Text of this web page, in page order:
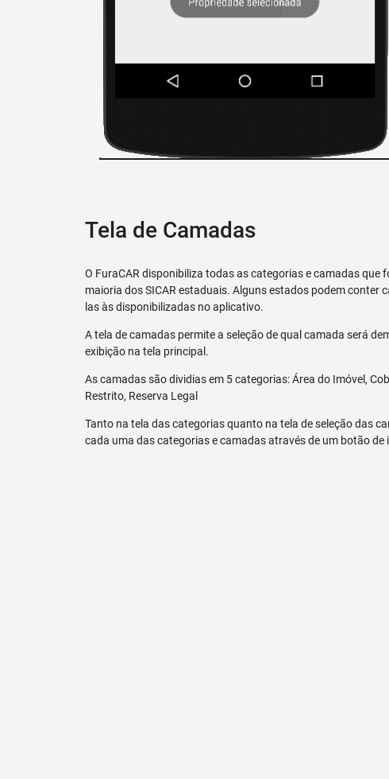
Tela de Camadas
O FuraCAR disponibiliza todas as categorias e camadas que
maioria dos SICAR estaduais. Alguns estados podem conter
las às disponibilizadas no aplicativo.
A tela de camadas permite a seleção de qual camada será
exibição na tela principal.
As camadas são dividias em 5 categorias: Área do Imóvel,
Restrito, Reserva Legal
Tanto na tela das categorias quanto na tela de seleção das
cada uma das categorias e camadas através de um botão de